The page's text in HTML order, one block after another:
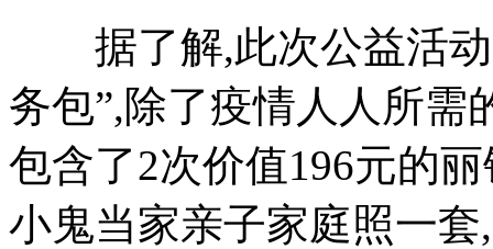
据了解,此次公益活动
务包”,除了疫情人人所需
包含了2次价值196元的
小鬼当家亲子家庭照一